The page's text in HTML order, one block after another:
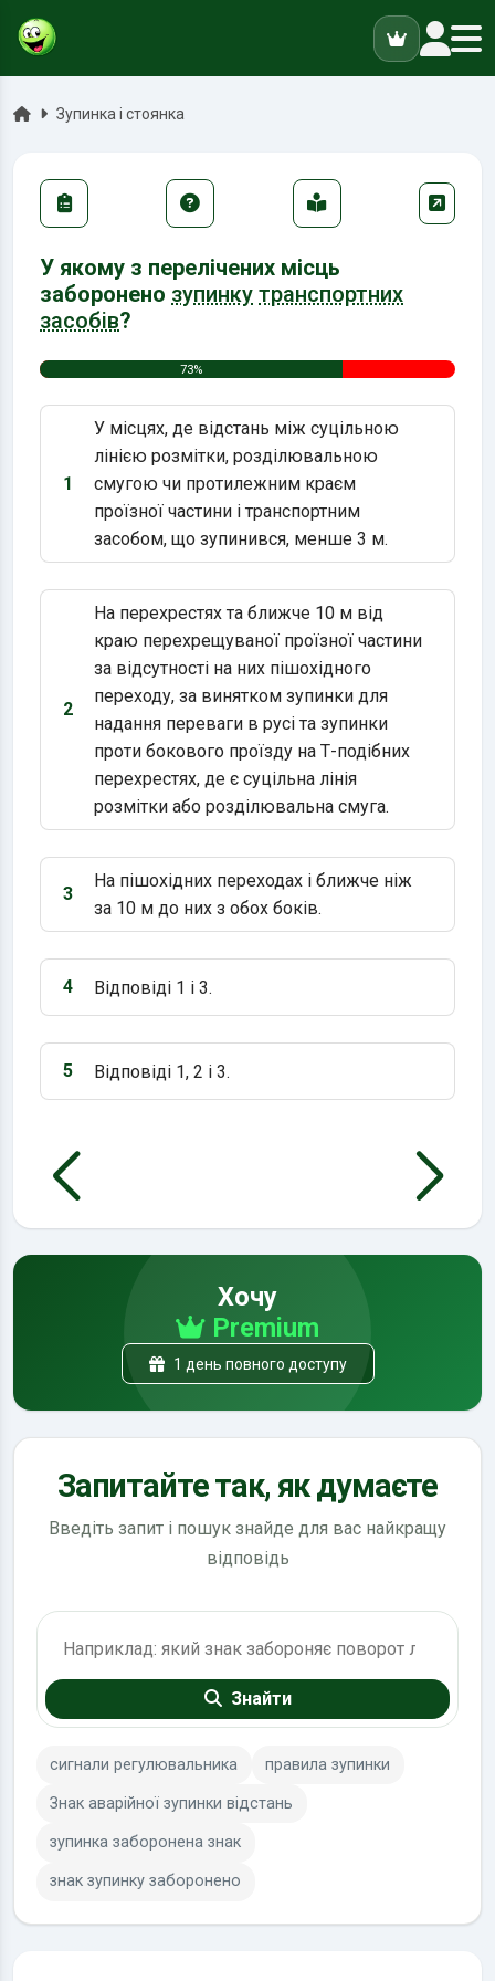
ГоловнаЗупинка і стоянка
У якому з перелічених місць
заборонено зупинку транспортних
засобів?
73%
Варіант 1:
1
У місцях, де відстань між суцільною
лінією розмітки, розділювальною
смугою чи протилежним краєм
проїзної частини і транспортним
засобом, що зупинився, менше 3 м.
Варіант 2:
2
На перехрестях та ближче 10 м від
краю перехрещуваної проїзної частини
за відсутності на них пішохідного
переходу, за винятком зупинки для
надання переваги в русі та зупинки
проти бокового проїзду на Т-подібних
перехрестях, де є суцільна лінія
розмітки або розділювальна смуга.
Варіант 3:
3
На пішохідних переходах і ближче ніж
за 10 м до них з обох боків.
Варіант 4:
4 Відповіді 1 і 3.
Варіант 5:
5 Відповіді 1, 2 і 3.
Хочу
Premium
1 день повного доступу
Запитайте так, як думаєте
Введіть запит і пошук знайде для вас найкращу
відповідь
Знайти
сигнали регулювальника правила зупинки
Знак аварійної зупинки відстань
зупинка заборонена знак
знак зупинку заборонено